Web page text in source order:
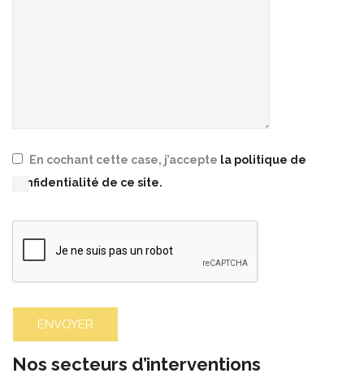
En cochant cette case, j’accepte la politique de
confidentialité de ce site.
Nos secteurs d’interventions